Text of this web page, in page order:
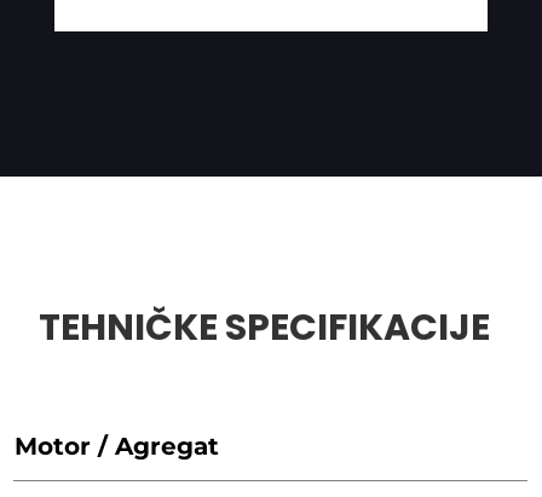
TEHNIČKE SPECIFIKACIJE
Motor / Agregat